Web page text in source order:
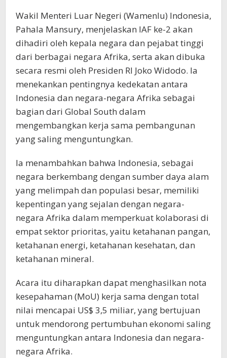
Wakil Menteri Luar Negeri (Wamenlu) Indonesia,
Pahala Mansury, menjelaskan IAF ke-2 akan
dihadiri oleh kepala negara dan pejabat tinggi
dari berbagai negara Afrika, serta akan dibuka
secara resmi oleh Presiden RI Joko Widodo. Ia
menekankan pentingnya kedekatan antara
Indonesia dan negara-negara Afrika sebagai
bagian dari Global South dalam
mengembangkan kerja sama pembangunan
yang saling menguntungkan.
Ia menambahkan bahwa Indonesia, sebagai
negara berkembang dengan sumber daya alam
yang melimpah dan populasi besar, memiliki
kepentingan yang sejalan dengan negara-
negara Afrika dalam memperkuat kolaborasi di
empat sektor prioritas, yaitu ketahanan pangan,
ketahanan energi, ketahanan kesehatan, dan
ketahanan mineral.
Acara itu diharapkan dapat menghasilkan nota
kesepahaman (MoU) kerja sama dengan total
nilai mencapai US$ 3,5 miliar, yang bertujuan
untuk mendorong pertumbuhan ekonomi saling
menguntungkan antara Indonesia dan negara-
negara Afrika.